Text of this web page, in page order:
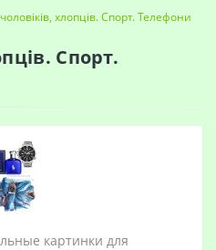
хлопців. Спорт. Телефони
Спорт.
картинки для